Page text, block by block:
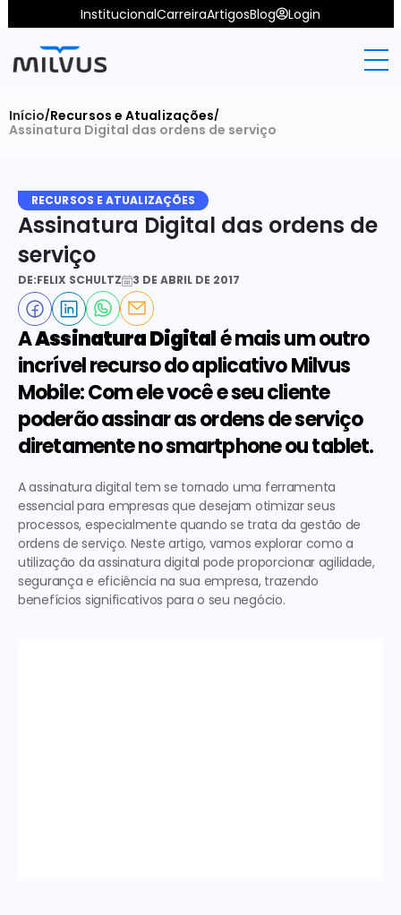
InstitucionalCarreiraArtigosBlog Login
Início/Recursos e Atualizações/
Assinatura Digital das ordens de serviço
RECURSOS E ATUALIZAÇÕES
Assinatura Digital das ordens de
serviço
DE:FELIX SCHULTZ 3 DE ABRIL DE 2017
A Assinatura Digital é mais um outro
incrível recurso do aplicativo Milvus
Mobile: Com ele você e seu cliente
poderão assinar as ordens de serviço
diretamente no smartphone ou tablet.
A assinatura digital tem se tornado uma ferramenta
essencial para empresas que desejam otimizar seus
processos, especialmente quando se trata da gestão de
ordens de serviço. Neste artigo, vamos explorar como a
utilização da assinatura digital pode proporcionar agilidade,
segurança e eficiência na sua empresa, trazendo
benefícios significativos para o seu negócio.